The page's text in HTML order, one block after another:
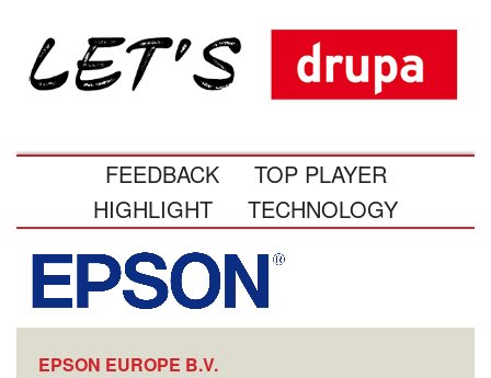
FEEDBACK
TOP PLAYER
HIGHLIGHT
TECHNOLOGY
EPSON EUROPE B.V.